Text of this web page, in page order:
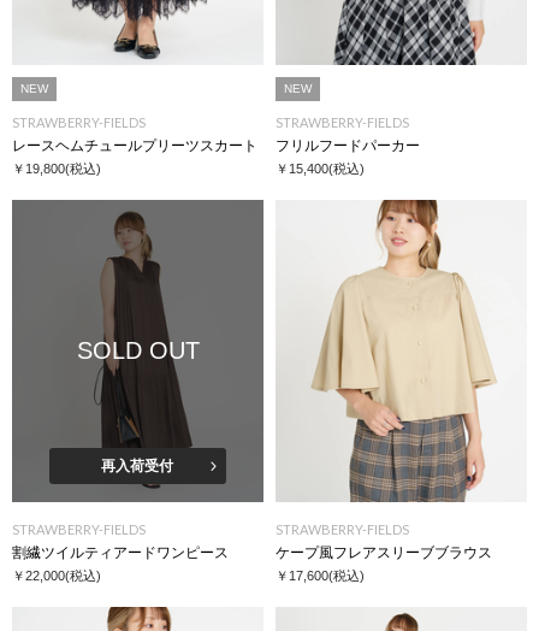
NEW
STRAWBERRY-FIELDS
レースヘムチュールプリーツスカート
￥19,800(税込)
NEW
STRAWBERRY-FIELDS
フリルフードパーカー
￥15,400(税込)
SOLD OUT
再入荷受付
STRAWBERRY-FIELDS
割繊ツイルティアードワンピース
￥22,000(税込)
STRAWBERRY-FIELDS
ケープ風フレアスリーブブラウス
￥17,600(税込)